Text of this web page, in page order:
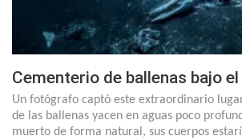
Cementerio de ballenas bajo
Un fotógrafo captó este extraordinario
de las ballenas yacen en aguas poco
muerto de forma natural, sus cuerpos